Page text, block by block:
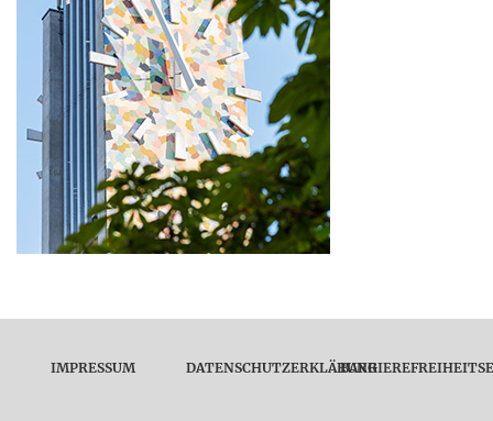
IMPRESSUM DATENSCHUTZERKLÄRUNG